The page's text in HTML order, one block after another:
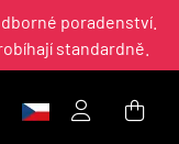
poradenství.
standardně.